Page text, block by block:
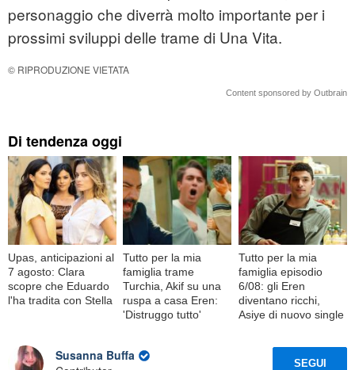
personaggio che diverrà molto importante per i
prossimi sviluppi delle trame di Una Vita.
© RIPRODUZIONE VIETATA
Content sponsored by Outbrain
Di tendenza oggi
Upas, anticipazioni al
7 agosto: Clara
scopre che Eduardo
l'ha tradita con Stella
Tutto per la mia
famiglia trame
Turchia, Akif su una
ruspa a casa Eren:
'Distruggo tutto'
Tutto per la mia
famiglia episodio
6/08: gli Eren
diventano ricchi,
Asiye di nuovo single
Susanna Buffa
SEGUI